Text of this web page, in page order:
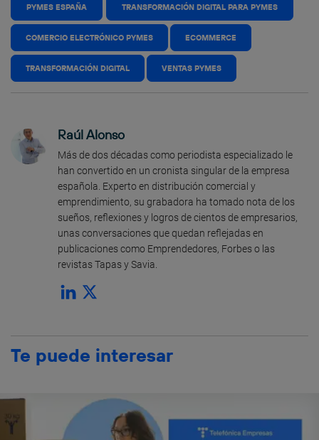
PYMES ESPAÑA TRANSFORMACIÓN DIGITAL PARA PYMES
COMERCIO ELECTRÓNICO PYMES ECOMMERCE
TRANSFORMACIÓN DIGITAL VENTAS PYMES
Raúl Alonso
Más de dos décadas como periodista especializado le
han convertido en un cronista singular de la empresa
española. Experto en distribución comercial y
emprendimiento, su grabadora ha tomado nota de los
sueños, reflexiones y logros de cientos de empresarios,
unas conversaciones que quedan reflejadas en
publicaciones como Emprendedores, Forbes o las
revistas Tapas y Savia.
Te puede interesar